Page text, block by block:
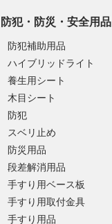
防犯・防災・安全用品
防犯補助用品
ハイブリッドライト
養生用シート
木目シート
防犯
スベリ止め
防災用品
段差解消用品
手すり用ベース板
手すり用取付金具
手すり用品